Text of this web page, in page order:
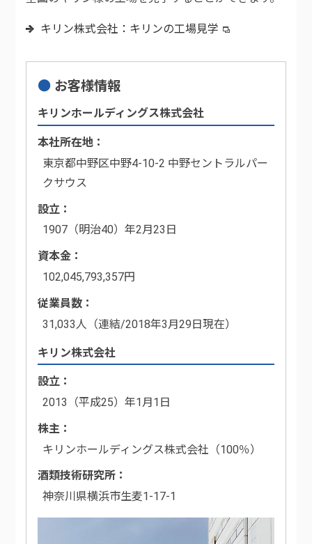
キリン株式会社：キリンの工場見学
お客様情報
キリンホールディングス株式会社
本社所在地
東京都中野区中野4-10-2 中野セントラルパー
クサウス
設立
1907（明治40）年2月23日
資本金
102,045,793,357円
従業員数
31,033人（連結/2018年3月29日現在）
キリン株式会社
設立
2013（平成25）年1月1日
株主
キリンホールディングス株式会社（100％）
酒類技術研究所
神奈川県横浜市生麦1-17-1